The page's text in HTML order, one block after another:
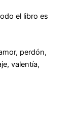
el libro es
perdón,
valentía,